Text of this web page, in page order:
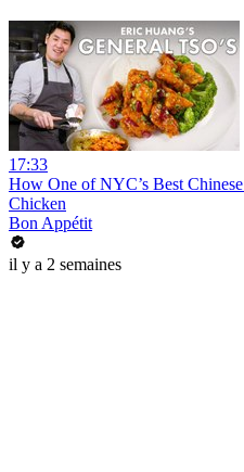
17:33
How One of NYC’s Best
Chicken
Bon Appétit
il y a 2 semaines